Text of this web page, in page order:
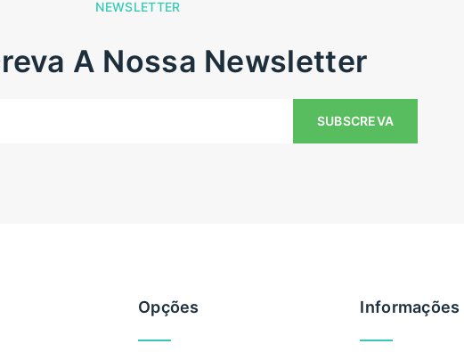
NEWSLETTER
A Nossa Newsletter
Opções Informações